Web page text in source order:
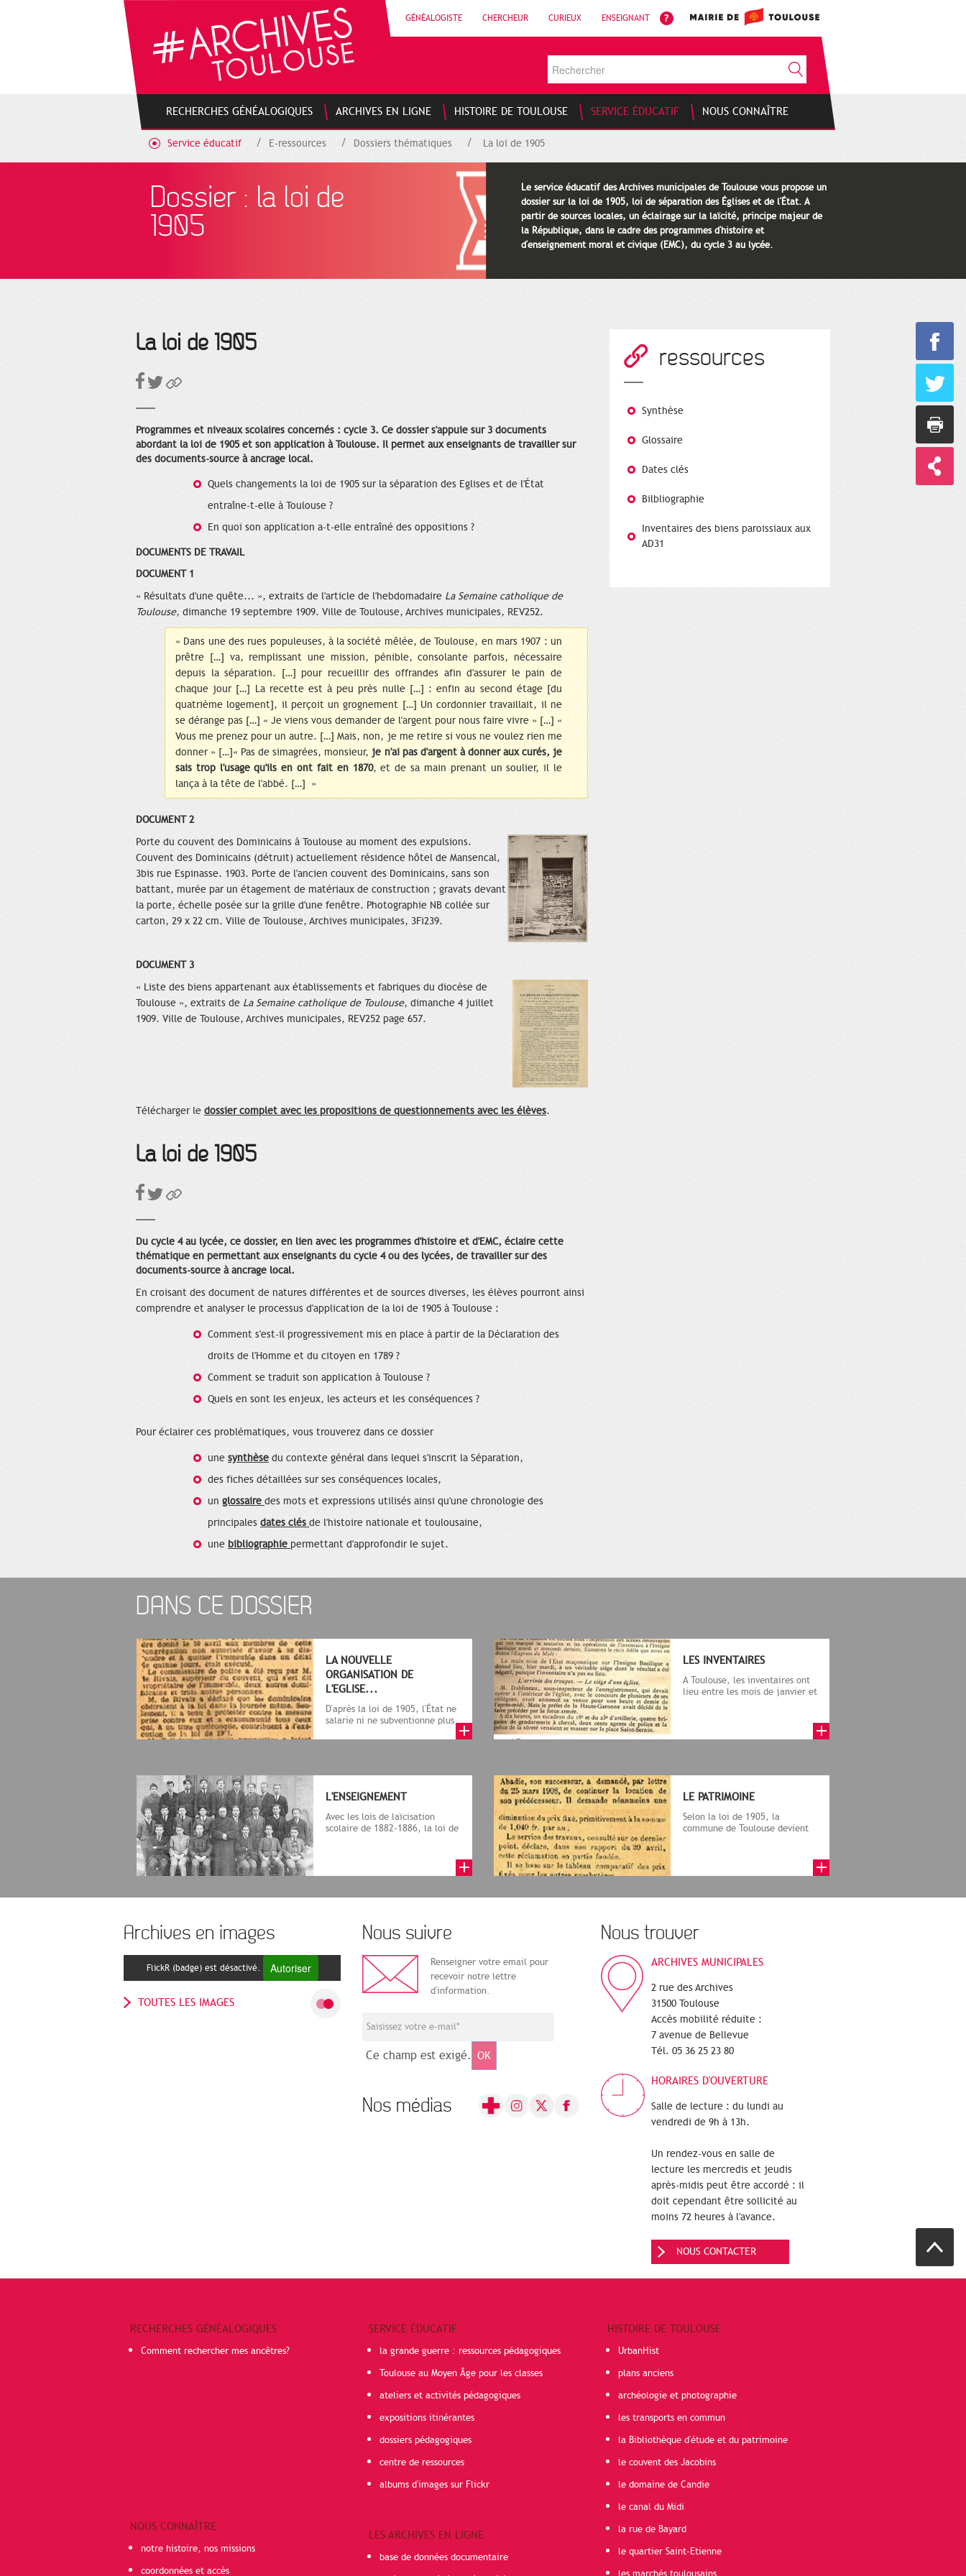
GÉNÉALOGISTE CHERCHEUR CURIEUX ENSEIGNANT
RECHERCHES GÉNÉALOGIQUES ARCHIVES EN LIGNE HISTOIRE DE TOULOUSE SERVICE ÉDUCATIF NOUS CONNAÎTRE
Service éducatif E-ressources Dossiers thématiques La loi de 1905
Dossier : la loi de
1905
Le service éducatif des Archives municipales de Toulouse vous propose un
dossier sur la loi de 1905, loi de séparation des Églises et de l'État. A
partir de sources locales, un éclairage sur la laïcité, principe majeur de
la République, dans le cadre des programmes d'histoire et
d'enseignement moral et civique (EMC), du cycle 3 au lycée.
La loi de 1905
Programmes et niveaux scolaires concernés : cycle 3. Ce dossier s'appuie sur 3 documents
abordant la loi de 1905 et son application à Toulouse. Il permet aux enseignants de travailler sur
des documents-source à ancrage local.
Quels changements la loi de 1905 sur la séparation des Eglises et de l'État
entraîne-t-elle à Toulouse ?
En quoi son application a-t-elle entraîné des oppositions ?
DOCUMENTS DE TRAVAIL
DOCUMENT 1
« Résultats d'une quête... », extraits de l'article de l'hebdomadaire La Semaine catholique de
Toulouse, dimanche 19 septembre 1909. Ville de Toulouse, Archives municipales, REV252.
« Dans une des rues populeuses, à la société mêlée, de Toulouse, en mars 1907 : un
prêtre […] va, remplissant une mission, pénible, consolante parfois, nécessaire
depuis la séparation. […] pour recueillir des offrandes afin d'assurer le pain de
chaque jour […] La recette est à peu près nulle […] : enfin au second étage [du
quatrième logement], il perçoit un grognement […] Un cordonnier travaillait, il ne
se dérange pas […] « Je viens vous demander de l'argent pour nous faire vivre » […] «
Vous me prenez pour un autre. […] Mais, non, je me retire si vous ne voulez rien me
donner » […]« Pas de simagrées, monsieur, je n'ai pas d'argent à donner aux curés, je
sais trop l'usage qu'ils en ont fait en 1870, et de sa main prenant un soulier, il le
lança à la tête de l'abbé. […] »
DOCUMENT 2
Porte du couvent des Dominicains à Toulouse au moment des expulsions.
Couvent des Dominicains (détruit) actuellement résidence hôtel de Mansencal,
3bis rue Espinasse. 1903. Porte de l'ancien couvent des Dominicains, sans son
battant, murée par un étagement de matériaux de construction ; gravats devant
la porte, échelle posée sur la grille d'une fenêtre. Photographie NB collée sur
carton, 29 x 22 cm. Ville de Toulouse, Archives municipales, 3Fi239.
DOCUMENT 3
« Liste des biens appartenant aux établissements et fabriques du diocèse de
Toulouse », extraits de La Semaine catholique de Toulouse, dimanche 4 juillet
1909. Ville de Toulouse, Archives municipales, REV252 page 657.
Télécharger le dossier complet avec les propositions de questionnements avec les élèves.
La loi de 1905
Du cycle 4 au lycée, ce dossier, en lien avec les programmes d'histoire et d'EMC, éclaire cette
thématique en permettant aux enseignants du cycle 4 ou des lycées, de travailler sur des
documents-source à ancrage local.
En croisant des document de natures différentes et de sources diverses, les élèves pourront ainsi
comprendre et analyser le processus d'application de la loi de 1905 à Toulouse :
Comment s'est-il progressivement mis en place à partir de la Déclaration des
droits de l'Homme et du citoyen en 1789 ?
Comment se traduit son application à Toulouse ?
Quels en sont les enjeux, les acteurs et les conséquences ?
Pour éclairer ces problématiques, vous trouverez dans ce dossier
une synthèse du contexte général dans lequel s'inscrit la Séparation,
des fiches détaillées sur ses conséquences locales,
un glossaire des mots et expressions utilisés ainsi qu'une chronologie des
principales dates clés de l'histoire nationale et toulousaine,
une bibliographie permettant d'approfondir le sujet.
ressources
Synthèse
Glossaire
Dates clés
Bilbliographie
Inventaires des biens paroissiaux aux
AD31
DANS CE DOSSIER
LA NOUVELLE
ORGANISATION DE
L'EGLISE...
D'après la loi de 1905, l'État ne
salarie ni ne subventionne plus
LES INVENTAIRES
A Toulouse, les inventaires ont
lieu entre les mois de janvier et
L'ENSEIGNEMENT
Avec les lois de laïcisation
scolaire de 1882-1886, la loi de
LE PATRIMOINE
Selon la loi de 1905, la
commune de Toulouse devient
Archives en images
FlickR (badge) est désactivé. Autoriser
TOUTES LES IMAGES
Nous suivre
Renseigner votre email pour
recevoir notre lettre
d'information.
Ce champ est exigé. OK
Nos médias
Nous trouver
ARCHIVES MUNICIPALES
2 rue des Archives
31500 Toulouse
Accès mobilité réduite :
7 avenue de Bellevue
Tél. 05 36 25 23 80
HORAIRES D'OUVERTURE
Salle de lecture : du lundi au
vendredi de 9h à 13h.
Un rendez-vous en salle de
lecture les mercredis et jeudis
après-midis peut être accordé : il
doit cependant être sollicité au
moins 72 heures à l'avance.
NOUS CONTACTER
RECHERCHES GÉNÉALOGIQUES
Comment rechercher mes ancêtres?
NOUS CONNAÎTRE
notre histoire, nos missions
coordonnées et accès
SERVICE ÉDUCATIF
la grande guerre : ressources pédagogiques
Toulouse au Moyen Âge pour les classes
ateliers et activités pédagogiques
expositions itinérantes
dossiers pédagogiques
centre de ressources
albums d'images sur Flickr
LES ARCHIVES EN LIGNE
base de données documentaire
HISTOIRE DE TOULOUSE
UrbanHist
plans anciens
archéologie et photographie
les transports en commun
la Bibliothèque d'étude et du patrimoine
le couvent des Jacobins
le domaine de Candie
le canal du Midi
la rue de Bayard
le quartier Saint-Etienne
Gestion de vos préférences sur les cookies